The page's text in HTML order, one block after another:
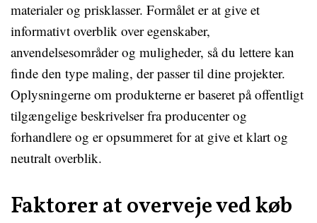
materialer og prisklasser. Formålet er at give et
informativt overblik over egenskaber,
anvendelsesområder og muligheder, så du lettere kan
finde den type maling, der passer til dine projekter.
Oplysningerne om produkterne er baseret på offentligt
tilgængelige beskrivelser fra producenter og
forhandlere og er opsummeret for at give et klart og
neutralt overblik.
Faktorer at overveje ved køb